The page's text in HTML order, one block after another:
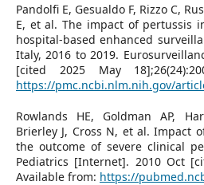
Pandolfi E, Gesualdo F, Rizzo C,
E, et al. The impact of pertussis
hospital-based enhanced
Italy, 2016 to 2019.
[cited 2025 May
https://pmc.ncbi.nlm.nih.gov/
Rowlands HE, Goldman AP,
Brierley J, Cross N, et al. Impact
the outcome of severe clinical
Pediatrics [Internet]. 2010 Oct
Available from: https://